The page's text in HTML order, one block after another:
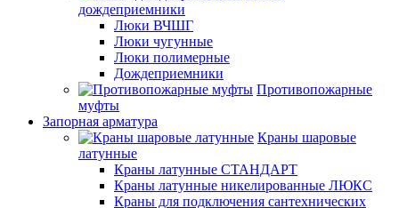
дождеприемники
Люки ВЧШГ
Люки чугунные
Люки полимерные
Дождеприемники
Противопожарные
муфты
Запорная арматура
Краны шаровые
латунные
Краны латунные СТАНДАРТ
Краны латунные никелированные ЛЮКС
Краны для подключения сантехнических